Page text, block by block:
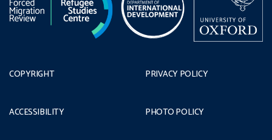
COPYRIGHT
ACCESSIBILITY
PRIVACY POLICY
PHOTO POLICY